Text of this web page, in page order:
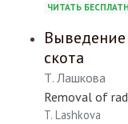
ЧИТАТЬ
скота
Т. Лашкова
Removal of
T. Lashkova